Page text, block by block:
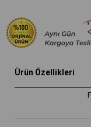
Ürün Özellikleri